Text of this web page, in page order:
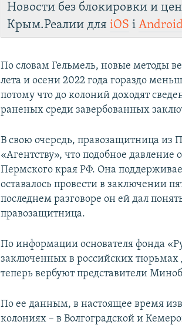
Новости без блокировки и
Крым.Реалии дляiOS іAndroid
По словам Гельмель, новые методы
лета и осени 2022 года гораздо
потому что до колоний доходят
раненых среди завербованных
В свою очередь, правозащитница из
«Агентству», что подобное
Пермского края РФ. Она
оставалось провести в заключении
последнем разговоре он ей дал
правозащитница.
По информации основателя фонда
заключенных в российских
теперь вербуют представители
По ее данным, в настоящее время
колониях – в Волгоградской и